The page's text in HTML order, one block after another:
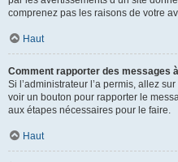
comprenez pas les raisons de votre
Haut
Comment rapporter des messages
Si l’administrateur l’a permis, allez
voir un bouton pour rapporter le
aux étapes nécessaires pour le faire.
Haut